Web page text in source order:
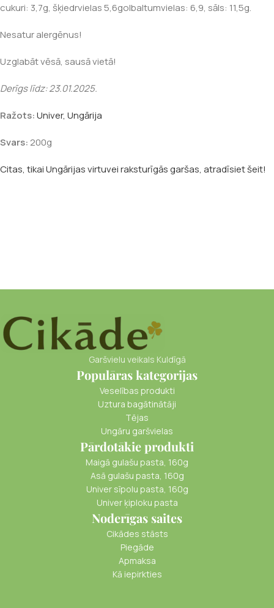
cukuri: 3,7g, šķiedrvielas 5,6golbaltumvielas: 6,9, sāls: 11,5g.
Nesatur alergēnus!
Uzglabāt vēsā, sausā vietā!
Derīgs līdz: 23.01.2025.
Ražots:Univer, Ungārija
Svars: 200g
Citas, tikai Ungārijas virtuvei raksturīgās garšas, atradīsiet šeit!
Garšvielu veikals Kuldīgā
Populāras kategorijas
Veselības produkti
Uztura bagātinātāji
Tējas
Ungāru garšvielas
Pārdotākie produkti
Maigā gulašu pasta, 160g
Asā gulašu pasta, 160g
Univer sīpolu pasta, 160g
Univer ķiploku pasta
Noderīgas saites
Cikādes stāsts
Piegāde
Apmaksa
Kā iepirkties